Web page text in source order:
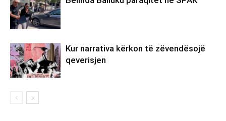
Kur narrativa kërkon të zëvendësojë
qeverisjen